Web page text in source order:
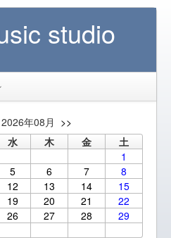
studio
2026年08月 >>
水 木 金
土
1
5 6 7
8
12 13 14
15
19 20 21
22
26 27 28
29